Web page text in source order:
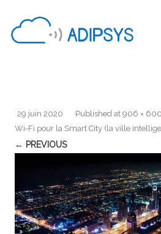
Published
29 juin 2020 at 906 × 600
Wi-Fi pour la Smart City (la ville
← PREVIOUS